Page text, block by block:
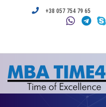
+38 057 754 79 65